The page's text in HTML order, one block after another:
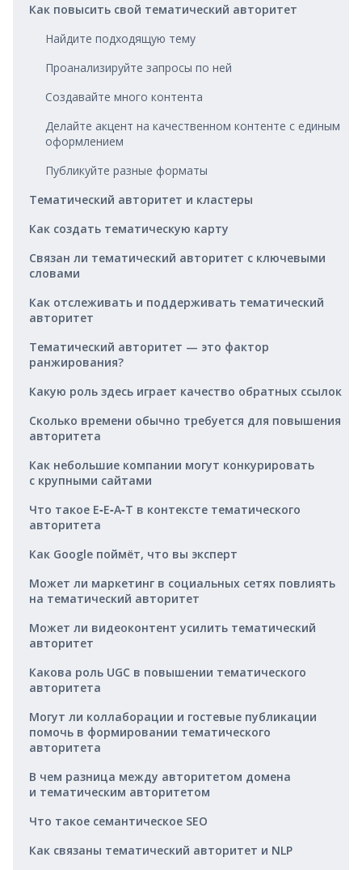
Как повысить свой тематический авторитет
Найдите подходящую тему
Проанализируйте запросы по ней
Создавайте много контента
Делайте акцент на качественном контенте с единым
оформлением
Публикуйте разные форматы
Тематический авторитет и кластеры
Как создать тематическую карту
Связан ли тематический авторитет с ключевыми
словами
Как отслеживать и поддерживать тематический
авторитет
Тематический авторитет — это фактор
ранжирования?
Какую роль здесь играет качество обратных ссылок
Сколько времени обычно требуется для повышения
авторитета
Как небольшие компании могут конкурировать
с крупными сайтами
Что такое E‑E‑A‑T в контексте тематического
авторитета
Как Google поймёт, что вы эксперт
Может ли маркетинг в социальных сетях повлиять
на тематический авторитет
Может ли видеоконтент усилить тематический
авторитет
Какова роль UGC в повышении тематического
авторитета
Могут ли коллаборации и гостевые публикации
помочь в формировании тематического
авторитета
В чем разница между авторитетом домена
и тематическим авторитетом
Что такое семантическое SEO
Как связаны тематический авторитет и NLP